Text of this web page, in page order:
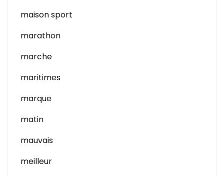
maison sport
marathon
marche
maritimes
marque
matin
mauvais
meilleur